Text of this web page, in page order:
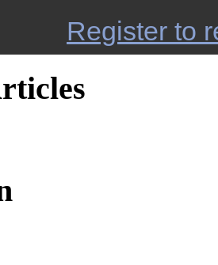
Register to